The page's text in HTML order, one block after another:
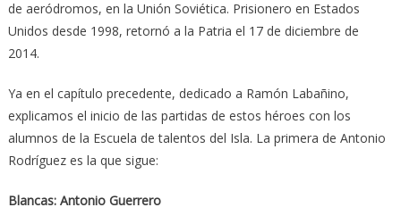
de aeródromos, en la Unión Soviética. Prisionero en Estados
Unidos desde 1998, retornó a la Patria el 17 de diciembre de
2014.
Ya en el capítulo precedente, dedicado a Ramón Labañino,
explicamos el inicio de las partidas de estos héroes con los
alumnos de la Escuela de talentos del Isla. La primera de Antonio
Rodríguez es la que sigue:
Blancas: Antonio Guerrero